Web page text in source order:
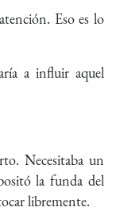
Eso es lo
a influir aquel
Necesitaba un
la funda del
libremente.